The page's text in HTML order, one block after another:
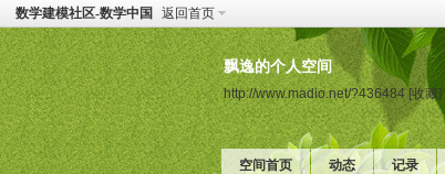
数学建模社区-数学中国 返回首页
飘逸的个人空间
http://www.madio.net/?436484 [收藏]
空间首页 动态 记录